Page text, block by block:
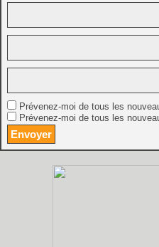
Prévenez-moi de tous les
Prévenez-moi de tous les